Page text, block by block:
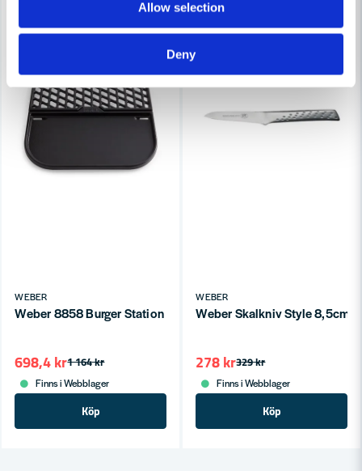
Allow selection
Deny
WEBER
Weber 8858 Burger Station - GBS Black
1 164 kr
698,4 kr
Finns i Webblager
Köp
WEBER
Weber Skalkniv Style 8,5cm
329 kr
278 kr
Finns i Webblager
Köp